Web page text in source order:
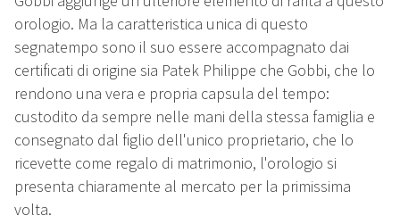
orologio. Ma la caratteristica unica di questo
segnatempo sono il suo essere accompagnato dai
certificati di origine sia Patek Philippe che Gobbi, che lo
rendono una vera e propria capsula del tempo:
custodito da sempre nelle mani della stessa famiglia e
consegnato dal figlio dell'unico proprietario, che lo
ricevette come regalo di matrimonio, l'orologio si
presenta chiaramente al mercato per la primissima
volta.